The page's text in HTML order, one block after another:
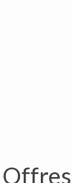
Offres